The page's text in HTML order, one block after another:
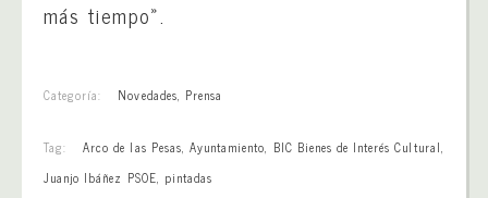
más tiempo».
Categoría: Novedades, Prensa
Tag: Arco de las Pesas, Ayuntamiento, BIC Bienes de Interés Cultural,
Juanjo Ibáñez PSOE, pintadas